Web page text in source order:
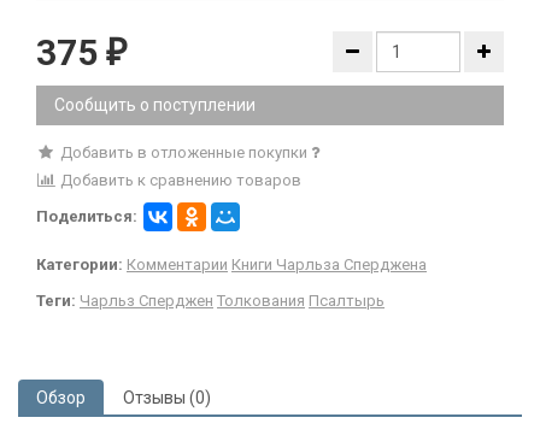
375 ₽
Сообщить о поступлении
Добавить в отложенные покупки
Добавить к сравнению товаров
Поделиться:
Категории: Комментарии Книги Чарльза Сперджена
Теги: Чарльз Сперджен Толкования Псалтырь
Обзор Отзывы (0)